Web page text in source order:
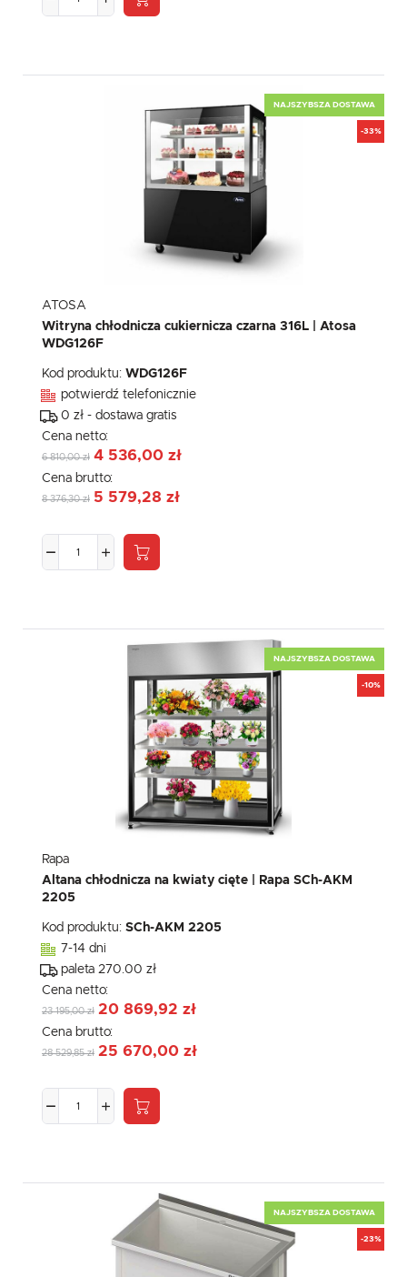
NAJSZYBSZA DOSTAWA
-33%
ATOSA
Witryna chłodnicza cukiernicza czarna 316L | Atosa
WDG126F
Kod produktu: WDG126F
potwierdź telefonicznie
0 zł - dostawa gratis
Cena netto:
6 810,00 zł 4 536,00 zł
Cena brutto:
8 376,30 zł 5 579,28 zł
NAJSZYBSZA DOSTAWA
-10%
Rapa
Altana chłodnicza na kwiaty cięte | Rapa SCh-AKM
2205
Kod produktu: SCh-AKM 2205
7-14 dni
paleta 270.00 zł
Cena netto:
23 195,00 zł 20 869,92 zł
Cena brutto:
28 529,85 zł 25 670,00 zł
NAJSZYBSZA DOSTAWA
-23%